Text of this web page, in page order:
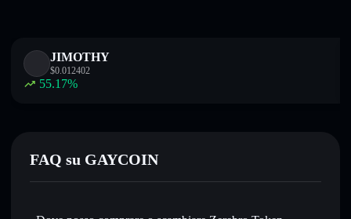
JIMOTHY
$0.012402
55.17%
FAQ su GAYCOIN